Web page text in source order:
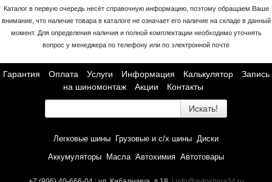
Каталог в первую очередь несёт справочную информацию, поэтому обращаем Ваше
внимание, что наличие товара в каталоге не означает его наличие на складе в данный
момент. Для определения наличия и полной комплектации необходимо уточнять
вопрос у менеджера по телефону или по электронной почте
Гарантия Оплата Услуги Информация Калькулятор
Запись
на шиномонтаж
Акции Контакты
Искать!
Легковые шины Грузовые и с/х шины Диски
Аккумуляторы
Масла Автохимия Автотовары